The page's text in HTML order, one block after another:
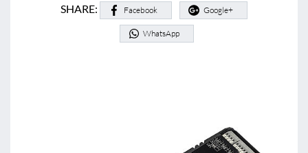
SHARE: Facebook Google+
WhatsApp